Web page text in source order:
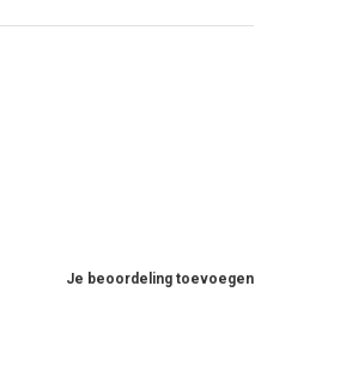
Je beoordeling toevoegen